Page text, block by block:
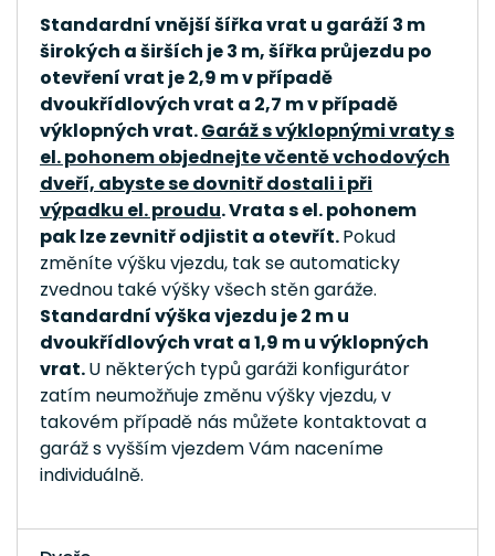
Za přípravu podloží pod garáž zodpovídá zákazník.
Pro tuto garáž s výklopnými vraty je potřeba
připravit minimálně betonové patky. Ještě lepším
řešením je betonový základ po celém obvodu nebo
betonová deska.
Po odeslání objednávky je potřeba uhradit zálohu ve
výši 30 % z kupní ceny. Pro úhradu zálohy Vám
zašleme zálohovou fakturu se všemi platebními údaji.
Po připsání zálohy na náš účet se pustíme do výroby
Vaší nové garáže.
Standardní vnější šířka vrat u garáží 3 m
širokých a širších je 3 m, šířka průjezdu po
otevření vrat je 2,9 m v případě
dvoukřídlových vrat a 2,7 m v případě
výklopných vrat.Garáž s výklopnými vraty s
el. pohonem objednejte včentě vchodových
dveří, abyste se dovnitř dostali i při
výpadku el. proudu. Vrata s el. pohonem
pak lze zevnitř odjistit a otevřít.Pokud
změníte výšku vjezdu, tak se automaticky
zvednou také výšky všech stěn garáže.
Standardní výška vjezdu je 2 m u
dvoukřídlových vrat a 1,9 m u výklopných
vrat.U některých typů garáži konfigurátor
zatím neumožňuje změnu výšky vjezdu, v
takovém případě nás můžete kontaktovat a
garáž s vyšším vjezdem Vám naceníme
individuálně.